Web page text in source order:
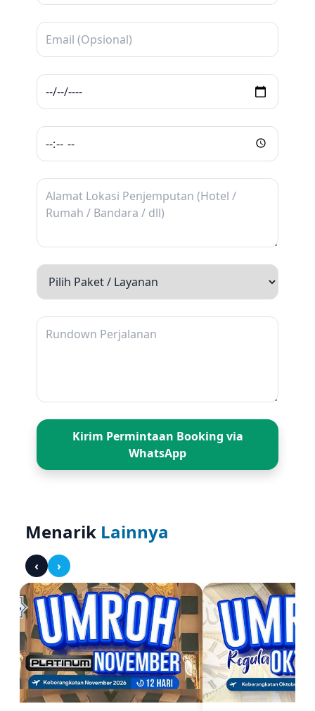
5.Danau Gunung Tujuh
Danau vulkanik tertinggi di Asia Tenggara
6. Kebun Teh Kayu Aro
7.Air Terjun Sigerincing
bersantai.
9.Jambi Paradise
buatan, dan spot foto yang Instagramable.
perahu..
Akses Transportasi Penting di Kota jambi
Jambi dengan kota-kota besar di Indonesia
(seperti Jakarta, Batam, dll).
Pelabuhan
Pelabuhan Muara Sabak: Pelabuhan
efisien yang sering digunakan untuk
distribusi barang di wilayah Jambi.
.
Terminal
Kirim Permintaan Booking via
WhatsApp
Menarik Lainnya
‹ ›